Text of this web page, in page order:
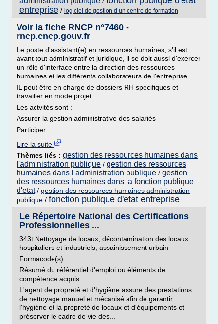
entreprise / logiciel de gestion d un centre de formation
Voir la fiche RNCP n°7460 -
rncp.cncp.gouv.fr
Le poste d'assistant(e) en ressources humaines, s'il est
avant tout administratif et juridique, il se doit aussi d'exercer
un rôle d'interface entre la direction des ressources
humaines et les différents collaborateurs de l'entreprise.
IL peut être en charge de dossiers RH spécifiques et
travailler en mode projet.
Les actvités sont :
Assurer la gestion administrative des salariés
Participer...
Lire la suite
Thèmes liés : gestion des ressources humaines dans
l'administration publique / gestion des ressources
humaines dans l administration publique / gestion
des ressources humaines dans la fonction publique
d'etat/ gestion des ressources humaines administration
publique / fonction publique d'etat entreprise
Le Répertoire National des Certifications
Professionnelles ...
343t Nettoyage de locaux, décontamination des locaux
hospitaliers et industriels, assainissement urbain
Formacode(s) :
Résumé du référentiel d'emploi ou éléments de
compétence acquis
L'agent de propreté et d'hygiène assure des prestations
de nettoyage manuel et mécanisé afin de garantir
l'hygiène et la propreté de locaux et d'équipements et
préserver le cadre de vie des...